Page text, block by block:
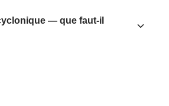
— que faut-il